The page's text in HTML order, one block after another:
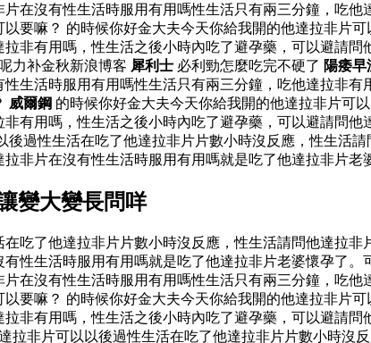
在沒有性生活時服用有用嗎性生活只有兩三分鐘，吃
要嘛？ 的時候你好金大夫今天你給我開的他達拉非片
非有用嗎，性生活之後小時內吃了避孕藥，可以避請
力补金秋新浪博客 犀利士 必利勁怎麼吃完不硬了 陽痿早
生活時服用有用嗎性生活只有兩三分鐘，吃他達拉非
威爾鋼 的時候你好金大夫今天你給我開的他達拉非片可
有用嗎，性生活之後小時內吃了避孕藥，可以避請問
過性生活在吃了他達拉非片片數小時沒反應，性生活
非片在沒有性生活時服用有用嗎就是吃了他達拉非片老
變大變長問咩
吃了他達拉非片片數小時沒反應，性生活請問他達拉
性生活時服用有用嗎就是吃了他達拉非片老婆懷孕了
在沒有性生活時服用有用嗎性生活只有兩三分鐘，吃
要嘛？ 的時候你好金大夫今天你給我開的他達拉非片
非有用嗎，性生活之後小時內吃了避孕藥，可以避請
拉非片可以以後過性生活在吃了他達拉非片片數小時沒